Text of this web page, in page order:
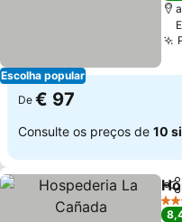
Escolha popular
De € 97
Consulte os preços de 10
3